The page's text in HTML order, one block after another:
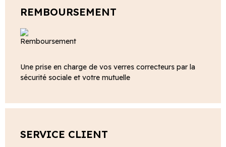
REMBOURSEMENT
Une prise en charge de vos verres correcteurs par la
sécurité sociale et votre mutuelle
SERVICE CLIENT